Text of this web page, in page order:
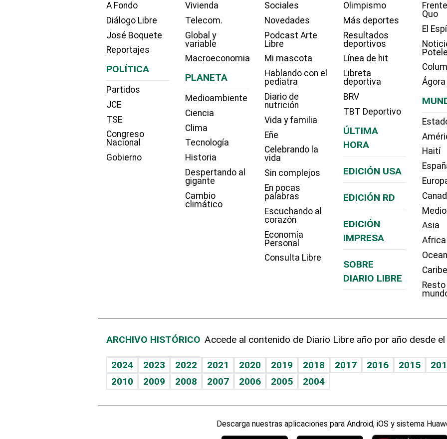
A Fondo
Diálogo Libre
José Boquete
Reportajes
POLÍTICA
Partidos
JCE
TSE
Congreso
Nacional
Gobierno
Vivienda
Telecom.
Global y
variable
Macroeconomia
PLANETA
Medioambiente
Ciencia
Clima
Tecnología
Historia
Despertando al
gigante
Cambio
climático
Sociales
Novedades
Podcast Arte
Libre
Mi mascota
Hablando con el
pediatra
Diario de
nutrición
Vida y familia
Eñe
Celebrando la
vida
Sin complejos
En pocas
palabras
Escuchando al
corazón
Economía
Personal
Consulta Libre
Olimpismo
Más deportes
Resultados
deportivos
Línea de hit
Libreta
deportiva
BRV
TBT Deportivo
ÚLTIMA
HORA
EDICIÓN USA
EDICIÓN RD
EDICIÓN
IMPRESA
SOBRE
DIARIO LIBRE
Quo
El
Ágora
Haití
Asia
Africa
Caribe
Resto
ARCHIVO HISTÓRICO Accede al contenido de Diario Libre año por año desde
2024 2023 2022 2021 2020 2019 2018 2017 2016 2015
2010
2009 2008 2007 2006 2005 2004
Descarga nuestras aplicaciones para Android, iOS y sistema